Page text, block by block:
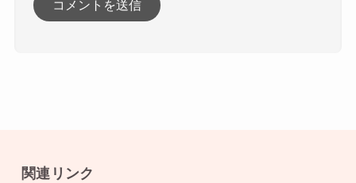
関連リンク